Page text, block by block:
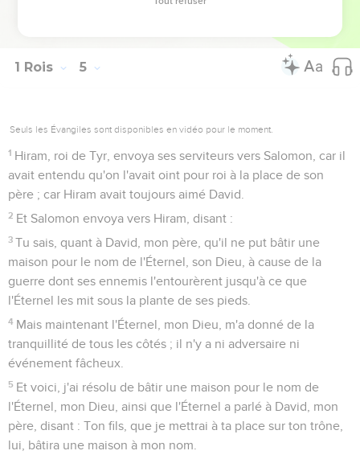
1 Rois 5
Seuls les Évangiles sont disponibles en vidéo pour le moment.
1 Hiram, roi de Tyr, envoya ses serviteurs vers Salomon, car il
avait entendu qu'on l'avait oint pour roi à la place de son
père ; car Hiram avait toujours aimé David.
2 Et Salomon envoya vers Hiram, disant :
3 Tu sais, quant à David, mon père, qu'il ne put bâtir une
maison pour le nom de l'Éternel, son Dieu, à cause de la
guerre dont ses ennemis l'entourèrent jusqu'à ce que
l'Éternel les mit sous la plante de ses pieds.
4 Mais maintenant l'Éternel, mon Dieu, m'a donné de la
tranquillité de tous les côtés ; il n'y a ni adversaire ni
événement fâcheux.
5 Et voici, j'ai résolu de bâtir une maison pour le nom de
l'Éternel, mon Dieu, ainsi que l'Éternel a parlé à David, mon
père, disant : Ton fils, que je mettrai à ta place sur ton trône,
lui, bâtira une maison à mon nom.